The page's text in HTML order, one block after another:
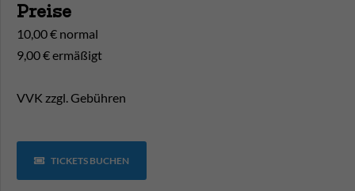
Preise
10,00 € normal
9,00 € ermäßigt
VVK zzgl. Gebühren
TICKETS BUCHEN